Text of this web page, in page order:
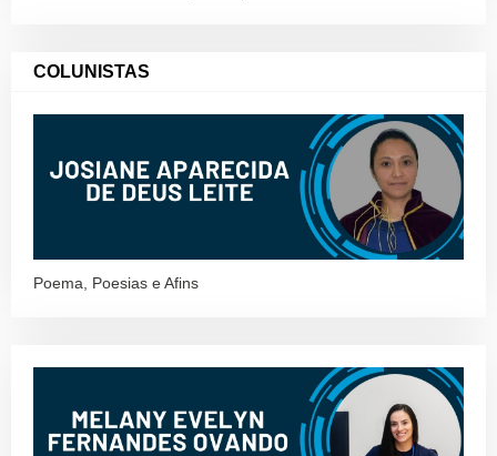
COLUNISTAS
Poema, Poesias e Afins